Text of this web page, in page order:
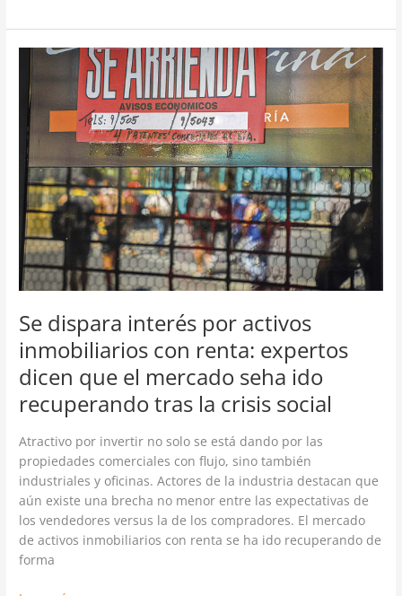
Se dispara interés por activos
inmobiliarios con renta: expertos
dicen que el mercado seha ido
recuperando tras la crisis social
Atractivo por invertir no solo se está dando por las
propiedades comerciales con flujo, sino también
industriales y oficinas. Actores de la industria destacan que
aún existe una brecha no menor entre las expectativas de
los vendedores versus la de los compradores. El mercado
de activos inmobiliarios con renta se ha ido recuperando de
forma
Se
interés
activos
inmobiliarios
con
renta:
expertos
dicen
que
el
mercado
seha
ido
recuperando
tras
crisis